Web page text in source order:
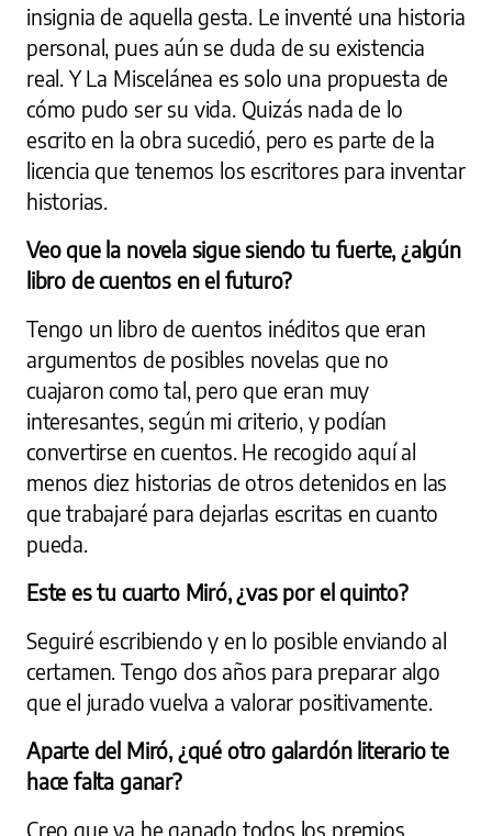
insignia de aquella gesta. Le inventé una historia
personal, pues aún se duda de su existencia
real. Y La Miscelánea es solo una propuesta de
cómo pudo ser su vida. Quizás nada de lo
escrito en la obra sucedió, pero es parte de la
licencia que tenemos los escritores para inventar
historias.
Veo que la novela sigue siendo tu fuerte, ¿algún
libro de cuentos en el futuro?
Tengo un libro de cuentos inéditos que eran
argumentos de posibles novelas que no
cuajaron como tal, pero que eran muy
interesantes, según mi criterio, y podían
convertirse en cuentos. He recogido aquí al
menos diez historias de otros detenidos en las
que trabajaré para dejarlas escritas en cuanto
pueda.
Este es tu cuarto Miró, ¿vas por el quinto?
Seguiré escribiendo y en lo posible enviando al
certamen. Tengo dos años para preparar algo
que el jurado vuelva a valorar positivamente.
Aparte del Miró, ¿qué otro galardón literario te
hace falta ganar?
Creo que ya he ganado todos los premios